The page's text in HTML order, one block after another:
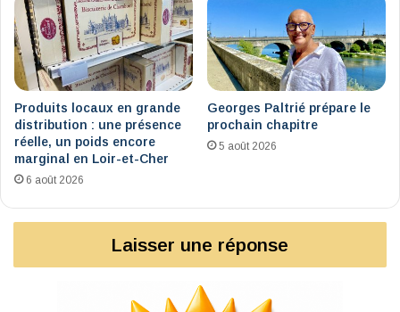
Produits locaux en grande
distribution : une présence
réelle, un poids encore
marginal en Loir-et-Cher
6 août 2026
Georges Paltrié prépare le
prochain chapitre
5 août 2026
Laisser une réponse